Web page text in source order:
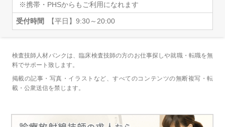
※携帯・PHSからもご利用になれます
受付時間 【平日】9:30～20:00
検査技師人材バンクは、臨床検査技師の方のお仕事探しや就職・転職を無
料でサポート致します。
掲載の記事・写真・イラストなど、すべてのコンテンツの無断複写・転
載・公衆送信を禁じます。